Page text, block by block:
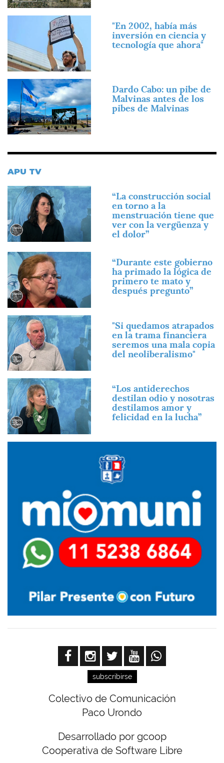
"En 2002, había más
inversión en ciencia y
tecnología que ahora"
Imagen
Dardo Cabo: un pibe de
Malvinas antes de los
pibes de Malvinas
APU TV
Imagen
“La construcción social
en torno a la
menstruación tiene que
ver con la vergüenza y
el dolor”
Imagen
“Durante este gobierno
ha primado la lógica de
primero te mato y
después pregunto”
Imagen
"Si quedamos atrapados
en la trama financiera
seremos una mala copia
del neoliberalismo"
Imagen
“Los antiderechos
destilan odio y nosotras
destilamos amor y
felicidad en la lucha”
subscribirse
Colectivo de Comunicación
Paco Urondo
Desarrollado por gcoop
Cooperativa de Software Libre